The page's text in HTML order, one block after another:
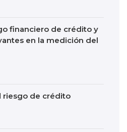
financiero de crédito y
en la medición del
riesgo de crédito